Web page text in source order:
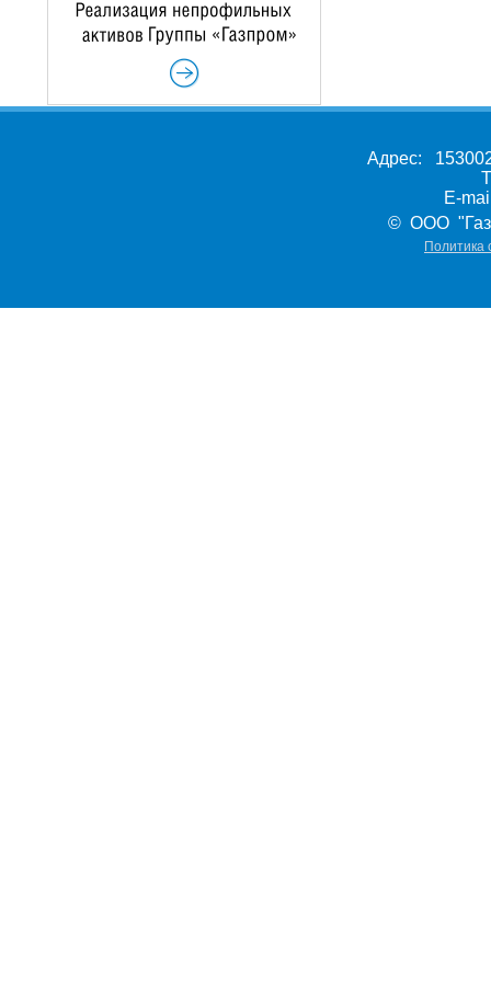
Адрес:
E-
© ООО
Политика